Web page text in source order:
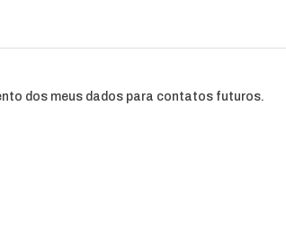
dos meus dados para contatos futuros.